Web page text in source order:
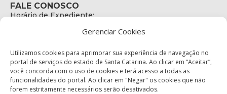
Gerenciar Cookies
Utilizamos cookies para aprimorar sua experiência de navegação no
portal de serviços do estado de Santa Catarina. Ao clicar em “Aceitar”,
você concorda com o uso de cookies e terá acesso a todas as
funcionalidades do portal. Ao clicar em "Negar" os cookies que não
forem estritamente necessários serão desativados.
FALE CONOSCO
Horário de Expediente:
E-mail:
secretariaexecutiva@cetran.sc.gov.br
ENDEREÇO
Endereço: